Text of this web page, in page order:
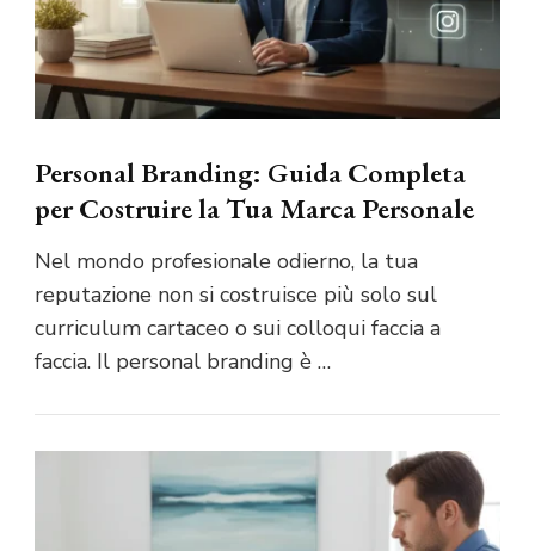
Personal Branding: Guida Completa
per Costruire la Tua Marca Personale
Nel mondo profesionale odierno, la tua
reputazione non si costruisce più solo sul
curriculum cartaceo o sui colloqui faccia a
faccia. Il personal branding è …